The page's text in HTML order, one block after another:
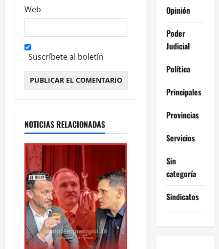
Web
Suscríbete al boletín
NOTICIAS RELACIONADAS
Opinión
Poder
Judicial
Política
Principales
Provincias
Servicios
Sin
categoría
Sindicatos